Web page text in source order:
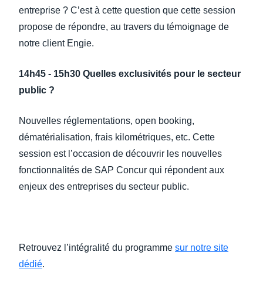
entreprise ? C’est à cette question que cette session
propose de répondre, au travers du témoignage de
notre client Engie.
14h45 - 15h30 Quelles exclusivités pour le secteur
public ?
Nouvelles réglementations, open booking,
dématérialisation, frais kilométriques, etc. Cette
session est l’occasion de découvrir les nouvelles
fonctionnalités de SAP Concur qui répondent aux
enjeux des entreprises du secteur public.
Retrouvez l’intégralité du programme sur notre site
dédié.